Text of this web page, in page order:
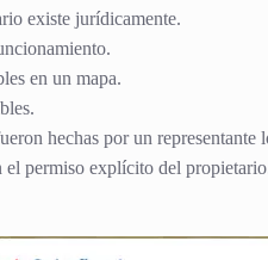
existe jurídicamente.
en un mapa.
hechas por un representante
el permiso explícito del